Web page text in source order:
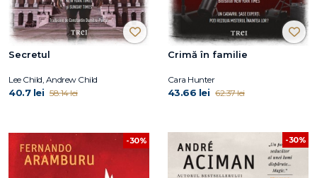
Secretul
Lee Child, Andrew Child
40.7 lei 58.14 lei
Crimă în familie
Cara Hunter
43.66 lei 62.37 lei
-30% -30%